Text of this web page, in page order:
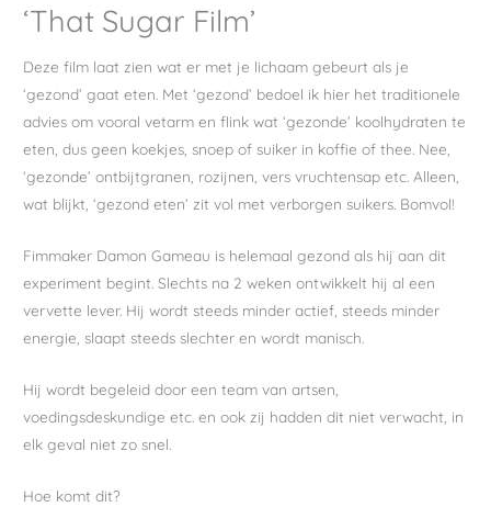
‘That Sugar Film’
Deze film laat zien wat er met je lichaam gebeurt als je
‘gezond’ gaat eten. Met ‘gezond’ bedoel ik hier het traditionele
advies om vooral vetarm en flink wat ‘gezonde’ koolhydraten te
eten, dus geen koekjes, snoep of suiker in koffie of thee. Nee,
‘gezonde’ ontbijtgranen, rozijnen, vers vruchtensap etc. Alleen,
wat blijkt, ‘gezond eten’ zit vol met verborgen suikers. Bomvol!
Fimmaker Damon Gameau is helemaal gezond als hij aan dit
experiment begint. Slechts na 2 weken ontwikkelt hij al een
vervette lever. Hij wordt steeds minder actief, steeds minder
energie, slaapt steeds slechter en wordt manisch.
Hij wordt begeleid door een team van artsen,
voedingsdeskundige etc. en ook zij hadden dit niet verwacht, in
elk geval niet zo snel.
Hoe komt dit?